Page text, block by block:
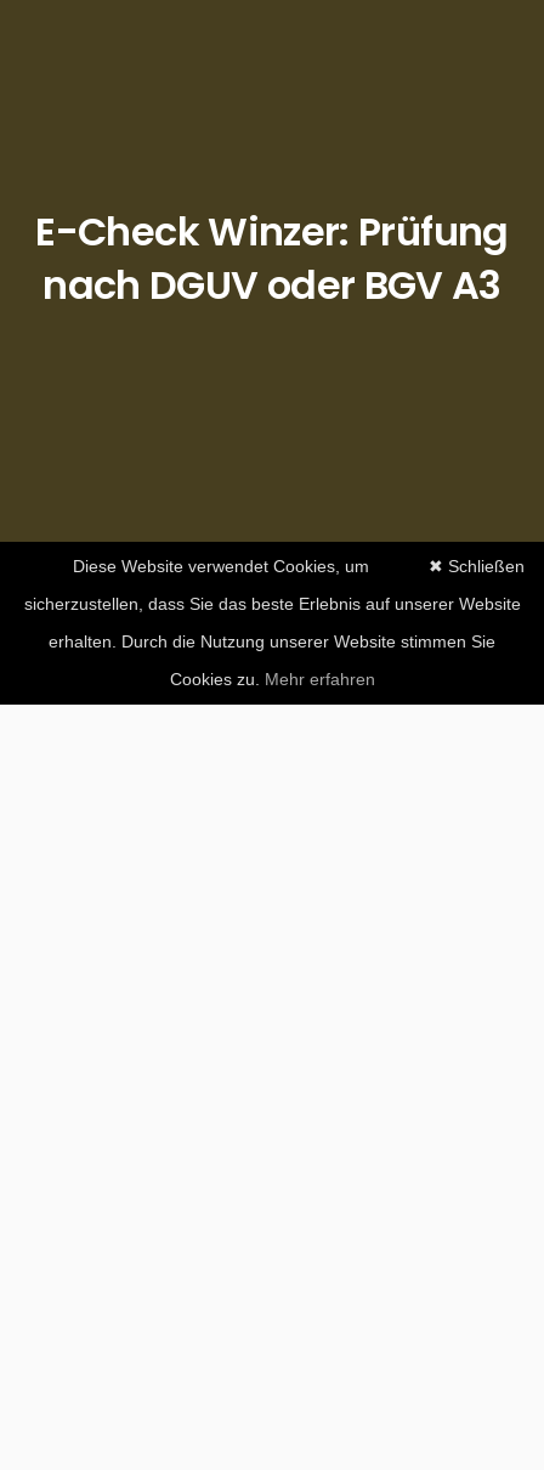
E-Check Winzer: Prüfung
nach DGUV oder BGV A3
✖ Schließen
Diese Website verwendet Cookies, um
sicherzustellen, dass Sie das beste Erlebnis auf unserer Website
erhalten. Durch die Nutzung unserer Website stimmen Sie
Cookies zu. Mehr erfahren